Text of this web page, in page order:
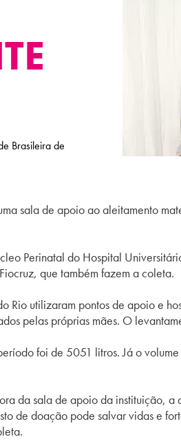
Brasileira de
sala de apoio ao aleitamento
Perinatal do Hospital
que também fazem a coleta.
Rio utilizaram pontos de apoio e
pelas próprias mães. O
foi de 5051 litros. Já o
da sala de apoio da instituição,
de doação pode salvar vidas e